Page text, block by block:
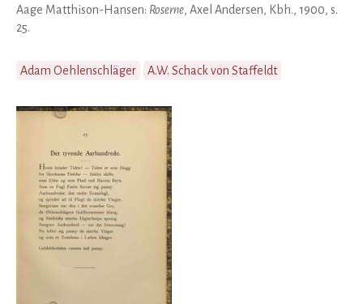
Aage Matthison-Hansen: Roserne, Axel Andersen, Kbh., 1900, s.
25.
Adam Oehlenschläger A.W. Schack von Staffeldt